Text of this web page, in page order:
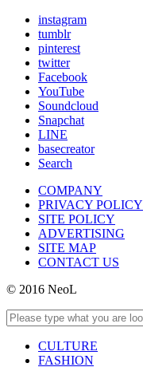
instagram
tumblr
pinterest
twitter
Facebook
YouTube
Soundcloud
Snapchat
LINE
basecreator
Search
COMPANY
PRIVACY POLICY
SITE POLICY
ADVERTISING
SITE MAP
CONTACT US
© 2016 NeoL
CULTURE
FASHION